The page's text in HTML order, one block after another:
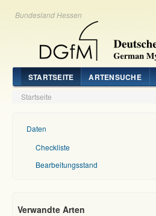
Bundesland Hessen
STARTSEITE ARTENSUCHE
Startseite
Daten
Checkliste
Bearbeitungsstand
Verwandte Arten